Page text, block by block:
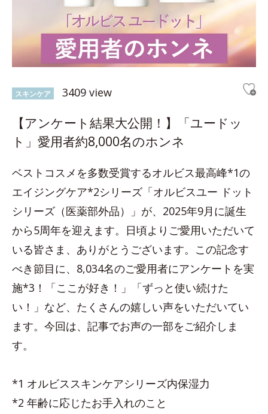
スキンケア 3409 view
【アンケート結果大公開！】「ユードッ
ト」愛用者約8,000名のホンネ
ベストコスメを多数受賞するオルビス最高峰*1の
エイジングケア*2シリーズ「オルビスユー ドット
シリーズ（医薬部外品）」が、2025年9月に誕生
から5周年を迎えます。日頃よりご愛用いただいて
いる皆さま、ありがとうございます。この記念す
べき節目に、8,034名のご愛用者にアンケートを実
施*3！「ここが好き！」「ずっと使い続けた
い！」など、たくさんの嬉しい声をいただいてい
ます。今回は、記事でお声の一部をご紹介しま
す。
*1 オルビススキンケアシリーズ内保湿力
*2 年齢に応じたお手入れのこと